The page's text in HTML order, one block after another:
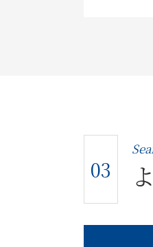
03